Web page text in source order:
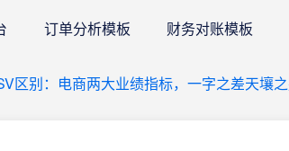
订单分析模板 财务对账模板
区别：电商两大业绩指标，一字之差天壤